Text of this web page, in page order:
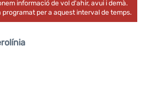
informació de vol d'ahir, avui i demà.
programat per a aquest interval de temps.